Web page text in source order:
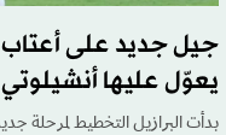
يعوّل عليها أنشيلوتي